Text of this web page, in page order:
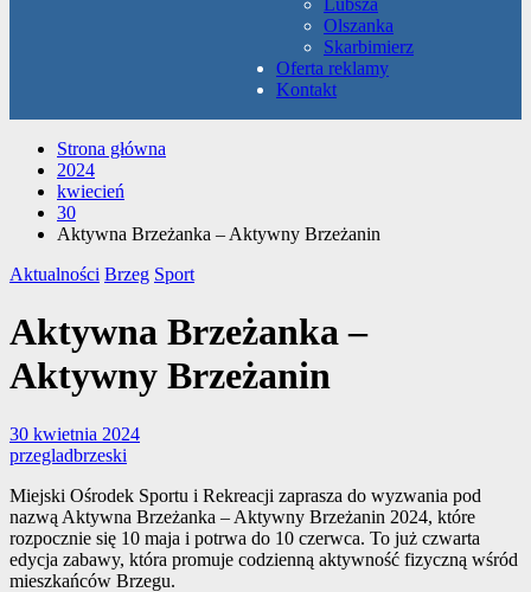
Lubsza
Olszanka
Skarbimierz
Oferta reklamy
Kontakt
Strona główna
2024
kwiecień
30
Aktywna Brzeżanka – Aktywny Brzeżanin
Aktualności Brzeg Sport
Aktywna Brzeżanka –
Aktywny Brzeżanin
30 kwietnia 2024
przegladbrzeski
Miejski Ośrodek Sportu i Rekreacji zaprasza do wyzwania pod
nazwą Aktywna Brzeżanka – Aktywny Brzeżanin 2024, które
rozpocznie się 10 maja i potrwa do 10 czerwca. To już czwarta
edycja zabawy, która promuje codzienną aktywność fizyczną wśród
mieszkańców Brzegu.